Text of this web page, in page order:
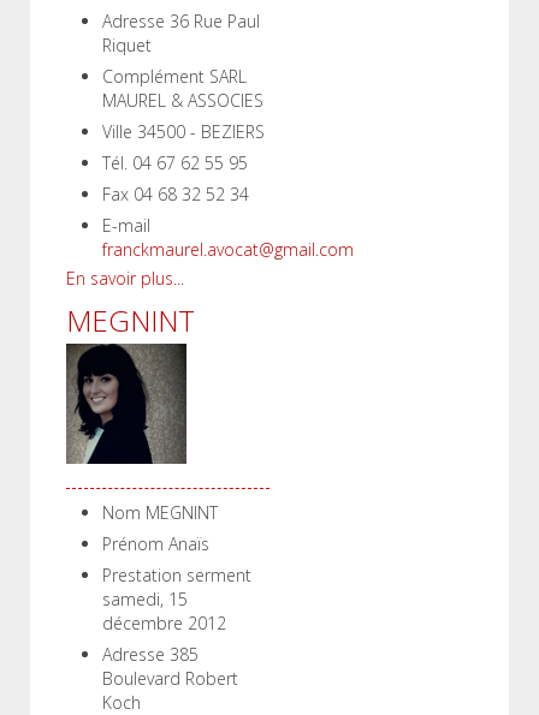
Adresse 36 Rue Paul
Riquet
Complément SARL
MAUREL & ASSOCIES
Ville 34500 - BEZIERS
Tél. 04 67 62 55 95
Fax 04 68 32 52 34
E-mail
franckmaurel.avocat@gmail.com
En savoir plus...
MEGNINT
Nom MEGNINT
Prénom Anaïs
Prestation serment
samedi, 15
décembre 2012
Adresse 385
Boulevard Robert
Koch